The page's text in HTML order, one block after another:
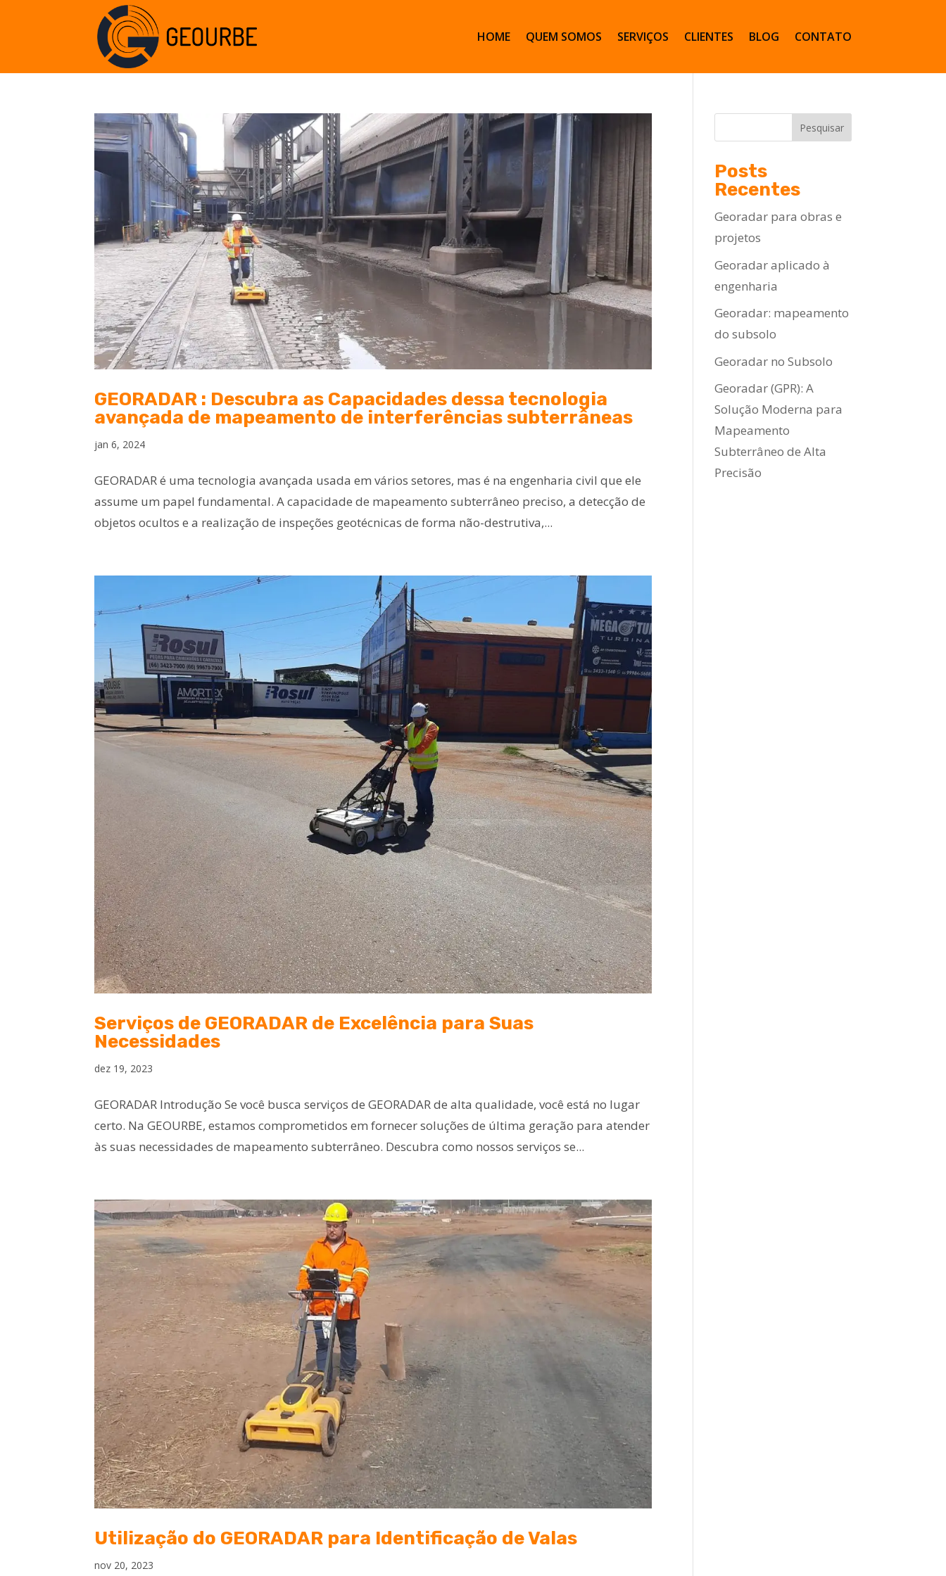
HOME QUEM SOMOS SERVIÇOS CLIENTES BLOG CONTATO
GEORADAR : Descubra as Capacidades dessa tecnologia
avançada de mapeamento de interferências subterrâneas
jan 6, 2024
GEORADAR é uma tecnologia avançada usada em vários setores, mas é na engenharia civil que ele
assume um papel fundamental. A capacidade de mapeamento subterrâneo preciso, a detecção de
objetos ocultos e a realização de inspeções geotécnicas de forma não-destrutiva,...
Serviços de GEORADAR de Excelência para Suas
Necessidades
dez 19, 2023
GEORADAR Introdução Se você busca serviços de GEORADAR de alta qualidade, você está no lugar
certo. Na GEOURBE, estamos comprometidos em fornecer soluções de última geração para atender
às suas necessidades de mapeamento subterrâneo. Descubra como nossos serviços se...
Utilização do GEORADAR para Identificação de Valas
nov 20, 2023
Pesquisar
Posts
Recentes
Georadar para obras e
projetos
Georadar aplicado à
engenharia
Georadar: mapeamento
do subsolo
Georadar no Subsolo
Georadar (GPR): A
Solução Moderna para
Mapeamento
Subterrâneo de Alta
Precisão